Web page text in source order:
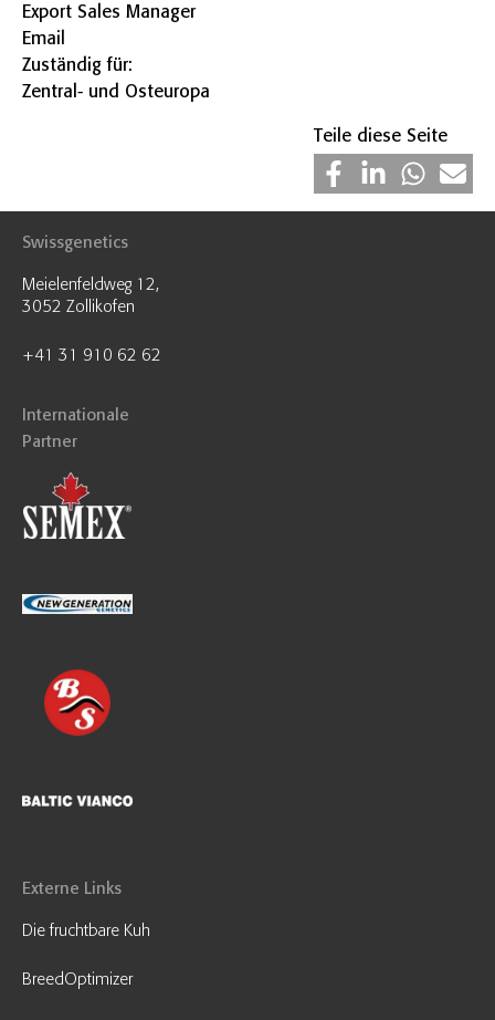
Export Sales Manager
Email
Zuständig für:
Zentral- und Osteuropa
Teile diese Seite
Swissgenetics
Meielenfeldweg 12,
3052 Zollikofen
+41 31 910 62 62
Internationale
Partner
Externe Links
Die fruchtbare Kuh
BreedOptimizer